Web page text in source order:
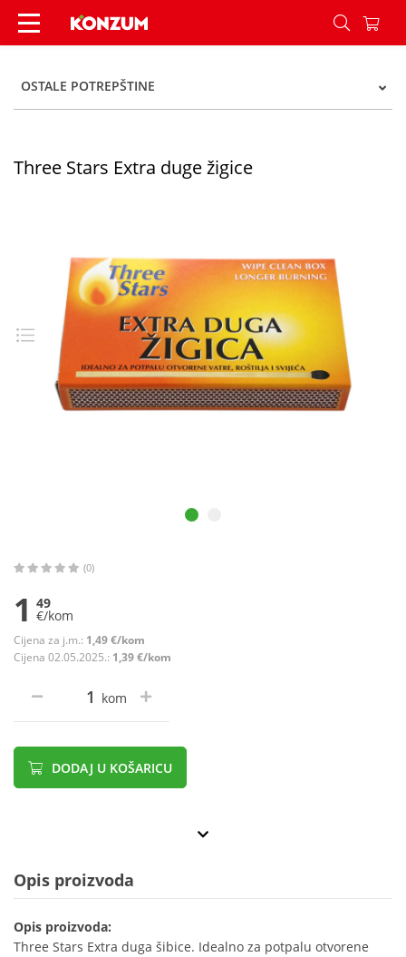
Three Stars Extra duge žigice - Konzum
OSTALE POTREPŠTINE
Three Stars Extra duge žigice
(0)
1 49
€/kom
Cijena za j.m.: 1,49 €/kom
Cijena 02.05.2025.: 1,39 €/kom
kom
DODAJ U KOŠARICU
Opis proizvoda
Opis proizvoda:
Three Stars Extra duga šibice. Idealno za potpalu otvorene